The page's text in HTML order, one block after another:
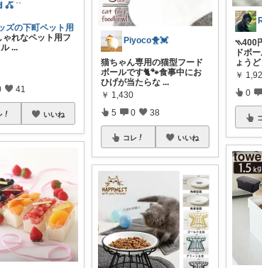
𖦊ັ ʾʾ
ズの下町ペット用
ゃれなペット用フ
...
41
いいね
Piyoco🐥💓
猫ちゃん専用の猫型フード
ボールです🐈🐾食事中にお
ひげが当たらな ...
￥ 1,430
5 0 38
コレ いいね
⳹400
ドボ
ょうど
￥
0